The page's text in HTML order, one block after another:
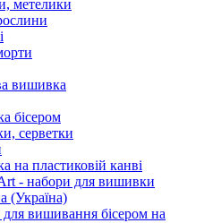
метелики
вишивка
бісером
серветки
на пластиковій канві
- набори для вишивки
(Україна)
вишивання бісером на